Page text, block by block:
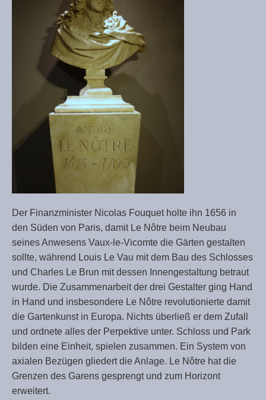
Der Finanzminister Nicolas Fouquet holte ihn 1656 in
den Süden von Paris, damit Le Nôtre beim Neubau
seines Anwesens Vaux-le-Vicomte die Gärten gestalten
sollte, während Louis Le Vau mit dem Bau des Schlosses
und Charles Le Brun mit dessen Innengestaltung betraut
wurde. Die Zusammenarbeit der drei Gestalter ging Hand
in Hand und insbesondere Le Nôtre revolutionierte damit
die Gartenkunst in Europa. Nichts überließ er dem Zufall
und ordnete alles der Perpektive unter. Schloss und Park
bilden eine Einheit, spielen zusammen. Ein System von
axialen Bezügen gliedert die Anlage. Le Nôtre hat die
Grenzen des Garens gesprengt und zum Horizont
erweitert.